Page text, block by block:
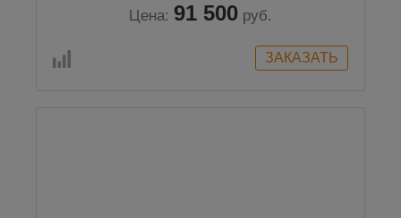
Цена: 91 500 руб.